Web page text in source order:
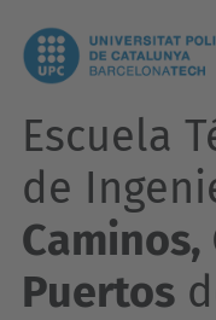
Escuela
de
Puertos